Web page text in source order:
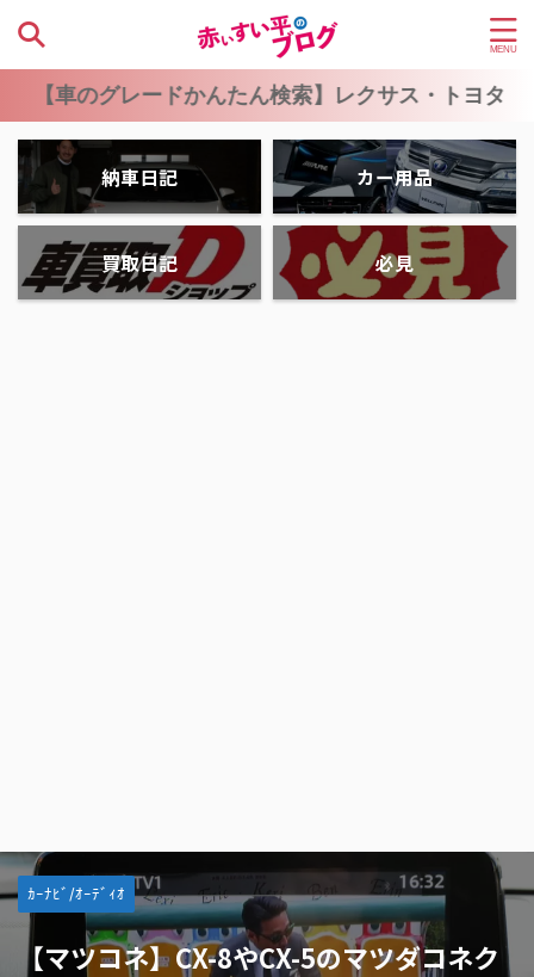
ドかんたん検索】レクサス・トヨタ・ホンダ・ニ
納車日記 カー用品
買取日記 必見
ｶｰﾅﾋﾞ/ｵｰﾃﾞｨｵ
【マツコネ】CX-8やCX-5のマツダコネク